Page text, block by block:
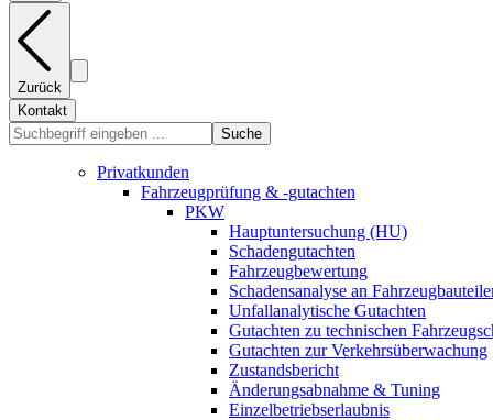
Zurück
Kontakt
Suche
Privatkunden
Fahrzeugprüfung & -gutachten
PKW
Hauptuntersuchung (HU)
Schadengutachten
Fahrzeugbewertung
Schadensanalyse an
Unfallanalytische Gutachten
Gutachten zu technischen
Gutachten zur Verkehrsüberwachung
Zustandsbericht
Änderungsabnahme & Tuning
Einzelbetriebserlaubnis